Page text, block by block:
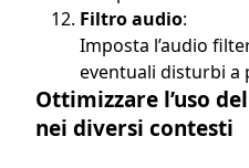
Filtro audio:
Imposta l’audio
eventuali disturbi a
Ottimizzare l’uso
nei diversi contesti